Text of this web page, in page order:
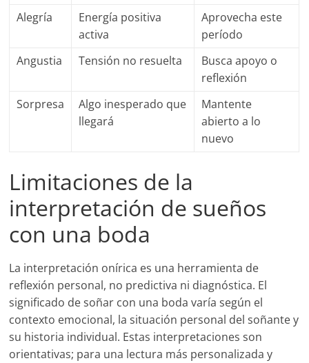
Alegría
Energía positiva
activa
Aprovecha este
período
Angustia
Tensión no resuelta
Busca apoyo o
reflexión
Sorpresa
Algo inesperado que
llegará
Mantente
abierto a lo
nuevo
Limitaciones de la
interpretación de sueños
con una boda
La interpretación onírica es una herramienta de
reflexión personal, no predictiva ni diagnóstica. El
significado de soñar con una boda varía según el
contexto emocional, la situación personal del soñante y
su historia individual. Estas interpretaciones son
orientativas; para una lectura más personalizada y